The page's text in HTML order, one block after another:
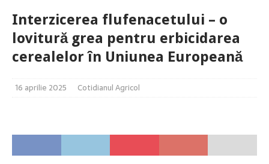
Interzicerea flufenacetului – o
lovitură grea pentru erbicidarea
cerealelor în Uniunea Europeană
16 aprilie 2025 Cotidianul Agricol